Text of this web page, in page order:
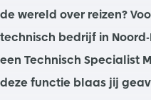
de wereld over reizen?
technisch bedrijf in
een Technisch Specialist
deze functie blaas jij